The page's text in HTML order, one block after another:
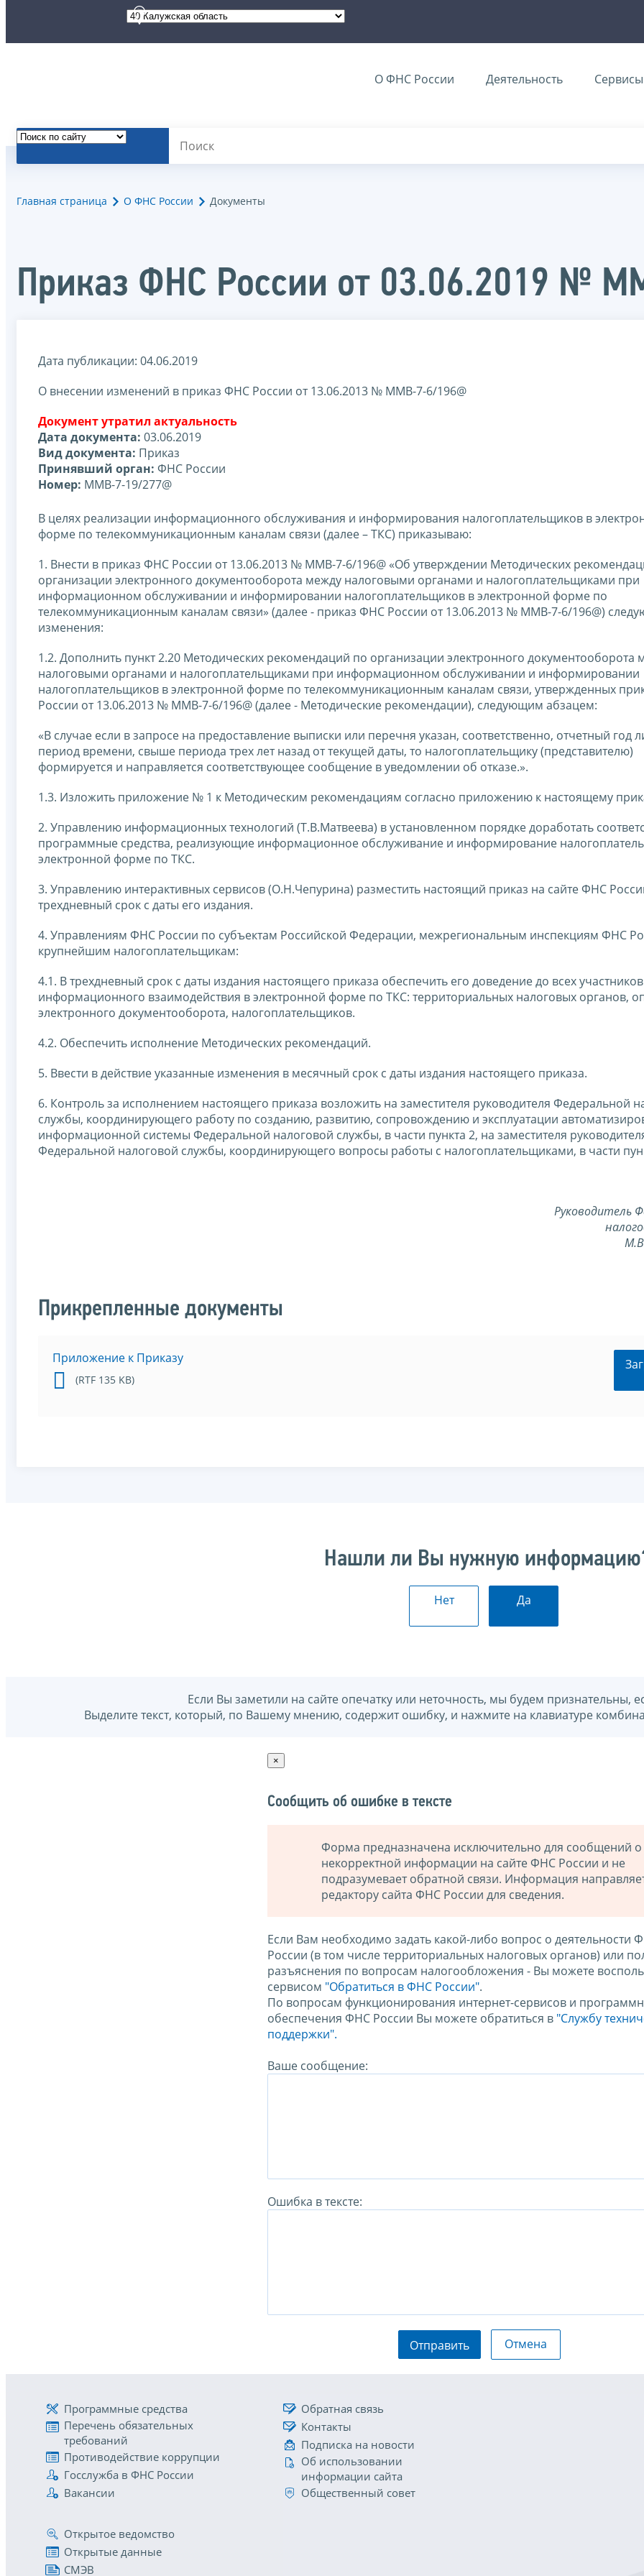
О ФНС России Деятельность Сервисы
Главная страница О ФНС России Документы
Приказ ФНС России от 03.06.2019 №
Дата публикации: 04.06.2019
О внесении изменений в приказ ФНС России от 13.06.2013 № ММВ-7-6/196@
Документ утратил актуальность
Дата документа: 03.06.2019
Вид документа: Приказ
Принявший орган: ФНС России
Номер: ММВ-7-19/277@
В целях реализации информационного обслуживания и информирования налогоплательщиков в
форме по телекоммуникационным каналам связи (далее – ТКС) приказываю:
1. Внести в приказ ФНС России от 13.06.2013 № ММВ-7-6/196@ «Об утверждении Методических
организации электронного документооборота между налоговыми органами и налогоплательщиками при
информационном обслуживании и информировании налогоплательщиков в электронной форме по
телекоммуникационным каналам связи» (далее - приказ ФНС России от 13.06.2013 № ММВ-7-6/196@)
изменения:
1.2. Дополнить пункт 2.20 Методических рекомендаций по организации электронного документооборота
налоговыми органами и налогоплательщиками при информационном обслуживании и информировании
налогоплательщиков в электронной форме по телекоммуникационным каналам связи, утвержденных
России от 13.06.2013 № ММВ-7-6/196@ (далее - Методические рекомендации), следующим абзацем:
«В случае если в запросе на предоставление выписки или перечня указан, соответственно, отчетный год
период времени, свыше периода трех лет назад от текущей даты, то налогоплательщику (представителю)
формируется и направляется соответствующее сообщение в уведомлении об отказе.».
1.3. Изложить приложение № 1 к Методическим рекомендациям согласно приложению к настоящему
2. Управлению информационных технологий (Т.В.Матвеева) в установленном порядке доработать
программные средства, реализующие информационное обслуживание и информирование
электронной форме по ТКС.
3. Управлению интерактивных сервисов (О.Н.Чепурина) разместить настоящий приказ на сайте ФНС
трехдневный срок с даты его издания.
4. Управлениям ФНС России по субъектам Российской Федерации, межрегиональным инспекциям ФНС
крупнейшим налогоплательщикам:
4.1. В трехдневный срок с даты издания настоящего приказа обеспечить его доведение до всех участников
информационного взаимодействия в электронной форме по ТКС: территориальных налоговых органов,
электронного документооборота, налогоплательщиков.
4.2. Обеспечить исполнение Методических рекомендаций.
5. Ввести в действие указанные изменения в месячный срок с даты издания настоящего приказа.
6. Контроль за исполнением настоящего приказа возложить на заместителя руководителя Федеральной
службы, координирующего работу по созданию, развитию, сопровождению и эксплуатации
информационной системы Федеральной налоговой службы, в части пункта 2, на заместителя
Федеральной налоговой службы, координирующего вопросы работы с налогоплательщиками, в части
Руководитель
Прикрепленные документы
Приложение к Приказу
(RTF 135 KB)
Нашли ли Вы нужную
Нет Да
Если Вы заметили на сайте опечатку или неточность, мы будем признательны,
Выделите текст, который, по Вашему мнению, содержит ошибку, и нажмите на клавиатуре
×
Сообщить об ошибке в тексте
Форма предназначена исключительно для сообщений о
некорректной информации на сайте ФНС России и не
подразумевает обратной связи. Информация
редактору сайта ФНС России для сведения.
Если Вам необходимо задать какой-либо вопрос о деятельности
России (в том числе территориальных налоговых органов) или
разъяснения по вопросам налогообложения - Вы можете
сервисом "Обратиться в ФНС России".
По вопросам функционирования интернет-сервисов и
обеспечения ФНС России Вы можете обратиться в "Службу
поддержки".
Ваше сообщение:
Ошибка в тексте:
Отправить Отмена
Программные средства
Перечень обязательных
требований
Противодействие коррупции
Госслужба в ФНС России
Вакансии
Обратная связь
Контакты
Подписка на новости
Об использовании
информации сайта
Общественный совет
Открытое ведомство
Открытые данные
СМЭВ